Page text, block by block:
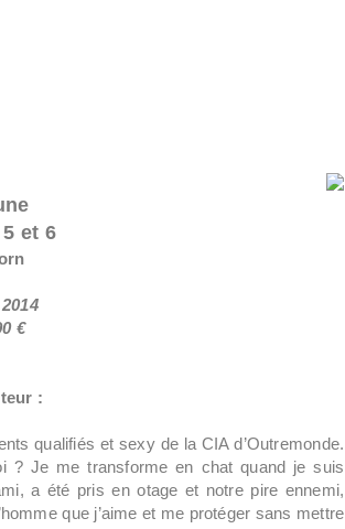
et 6
€
:
qualifiés et sexy de la CIA d’Outremonde.
? Je me transforme en chat quand je suis
a été pris en otage et notre pire ennemi,
que j’aime et me protéger sans mettre